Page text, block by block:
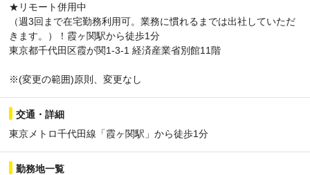
★リモート併用中
（週3回まで在宅勤務利用可。業務に慣れるまでは出社していただ
きます。）！霞ヶ関駅から徒歩1分
東京都千代田区霞が関1-3-1 経済産業省別館11階
※(変更の範囲)原則、変更なし
交通・詳細
東京メトロ千代田線「霞ヶ関駅」から徒歩1分
勤務地一覧